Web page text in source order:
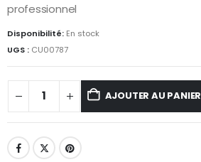
professionnel
Disponibilité: En stock
UGS : CU00787
AJOUTER AU PANIER